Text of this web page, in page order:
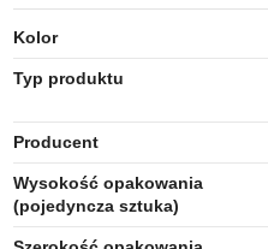
Kolor
Typ produktu
Producent
Wysokość opakowania
(pojedyncza sztuka)